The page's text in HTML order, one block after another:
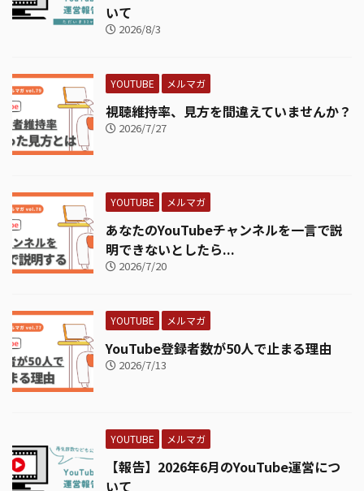
いて
2026/8/3
YOUTUBE メルマガ
視聴維持率、見方を間違えていませんか？
2026/7/27
YOUTUBE メルマガ
あなたのYouTubeチャンネルを一言で説
明できないとしたら...
2026/7/20
YOUTUBE メルマガ
YouTube登録者数が50人で止まる理由
2026/7/13
YOUTUBE メルマガ
【報告】2026年6月のYouTube運営につ
いて